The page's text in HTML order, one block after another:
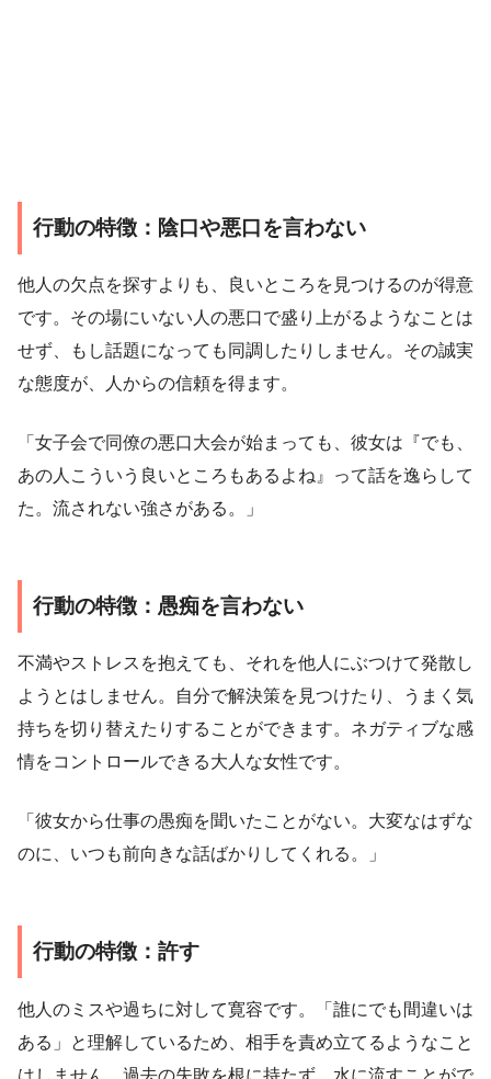
行動の特徴：陰口や悪口を言わない
他人の欠点を探すよりも、良いところを見つけるのが得意
です。その場にいない人の悪口で盛り上がるようなことは
せず、もし話題になっても同調したりしません。その誠実
な態度が、人からの信頼を得ます。
「女子会で同僚の悪口大会が始まっても、彼女は『でも、
あの人こういう良いところもあるよね』って話を逸らして
た。流されない強さがある。」
行動の特徴：愚痴を言わない
不満やストレスを抱えても、それを他人にぶつけて発散し
ようとはしません。自分で解決策を見つけたり、うまく気
持ちを切り替えたりすることができます。ネガティブな感
情をコントロールできる大人な女性です。
「彼女から仕事の愚痴を聞いたことがない。大変なはずな
のに、いつも前向きな話ばかりしてくれる。」
行動の特徴：許す
他人のミスや過ちに対して寛容です。「誰にでも間違いは
ある」と理解しているため、相手を責め立てるようなこと
はしません。過去の失敗を根に持たず、水に流すことがで